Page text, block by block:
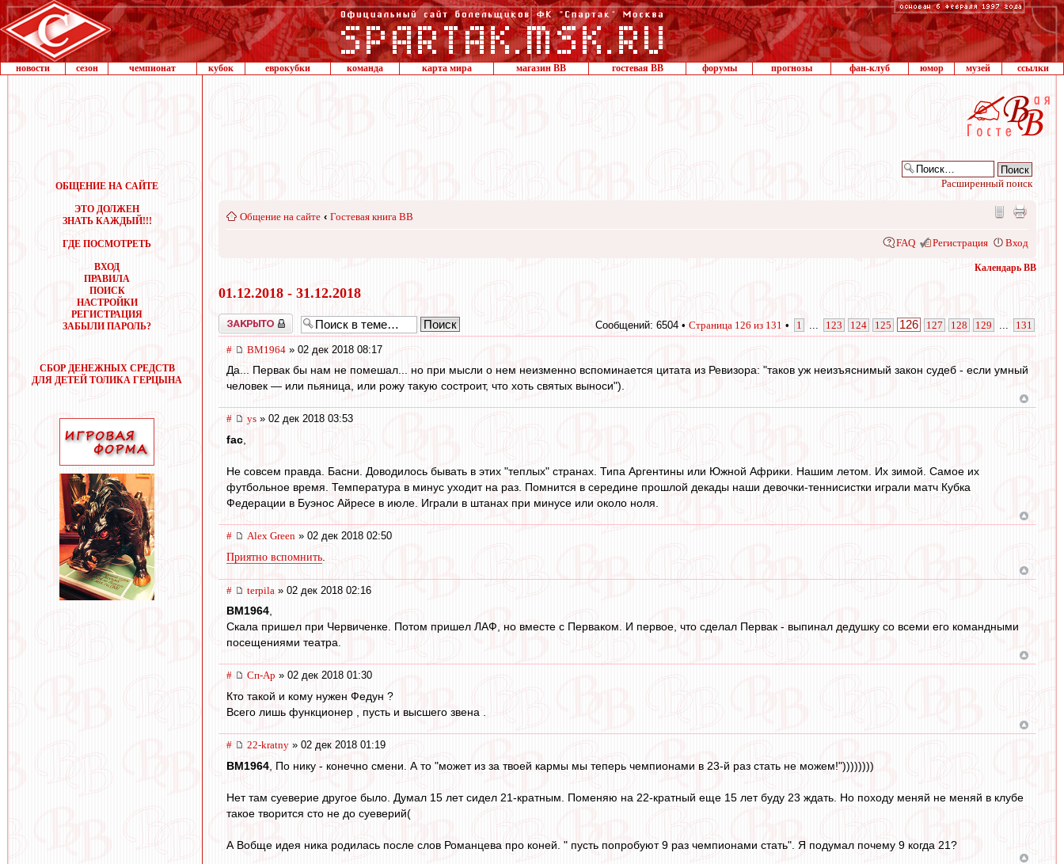
новости сезон чемпионат кубок еврокубки команда карта мира магазин ВВ гостевая ВВ форумы прогнозы фан-клуб юмор музей ссылки
ОБЩЕНИЕ НА САЙТЕ
ЭТО ДОЛЖЕН
ЗНАТЬ КАЖДЫЙ!!!
ГДЕ ПОСМОТРЕТЬ
ВХОД
ПРАВИЛА
ПОИСК
НАСТРОЙКИ
РЕГИСТРАЦИЯ
ЗАБЫЛИ ПАРОЛЬ?
СБОР ДЕНЕЖНЫХ СРЕДСТВ
ДЛЯ ДЕТЕЙ ТОЛИКА ГЕРЦЫНА
Расширенный поиск
Общение на сайте ‹ Гостевая книга ВВ
FAQ Регистрация Вход
Календарь ВВ
01.12.2018 - 31.12.2018
Закрыто Сообщений: 6504 • Страница 126 из 131 • 1 123 124 125 126 127 128 129 131
# BM1964 » 02 дек 2018 08:17
Да... Первак бы нам не помешал... но при мысли о нем неизменно вспоминается цитата из Ревизора: "таков уж неизъяснимый закон судеб - если умный
человек — или пьяница, или рожу такую состроит, что хоть святых выноси").
# ys » 02 дек 2018 03:53
fac
Не совсем правда. Басни. Доводилось бывать в этих "теплых" странах. Типа Аргентины или Южной Африки. Нашим летом. Их зимой. Самое их
футбольное время. Температура в минус уходит на раз. Помнится в середине прошлой декады наши девочки-теннисистки играли матч Кубка
Федерации в Буэнос Айресе в июле. Играли в штанах при минусе или около ноля.
# Alex Green » 02 дек 2018 02:50
Приятно вспомнить
# terpila » 02 дек 2018 02:16
BM1964,
Скала пришел при Червиченке. Потом пришел ЛАФ, но вместе с Перваком. И первое, что сделал Первак - выпинал дедушку со всеми его командными
посещениями театра.
# Сп-Ар » 02 дек 2018 01:30
Кто такой и кому нужен Федун ?
Всего лишь функционер , пусть и высшего звена .
# 22-kratny » 02 дек 2018 01:19
BM1964 , По нику - конечно смени. А то "может из за твоей кармы мы теперь чемпионами в 23-й раз стать не можем!"))))))))
Нет там суеверие другое было. Думал 15 лет сидел 21-кратным. Поменяю на 22-кратный еще 15 лет буду 23 ждать. Но походу меняй не меняй в клубе
такое творится сто не до суеверий(
А Вобще идея ника родилась после слов Романцева про коней. " пусть попробуют 9 раз чемпионами стать". Я подумал почему 9 когда 21?